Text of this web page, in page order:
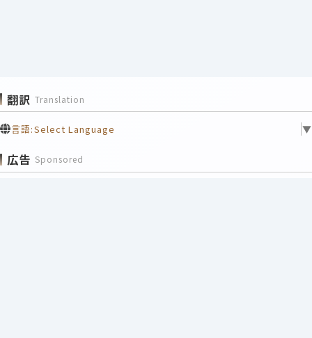
翻訳 Translation
言語:Select Language ▼
広告 Sponsored